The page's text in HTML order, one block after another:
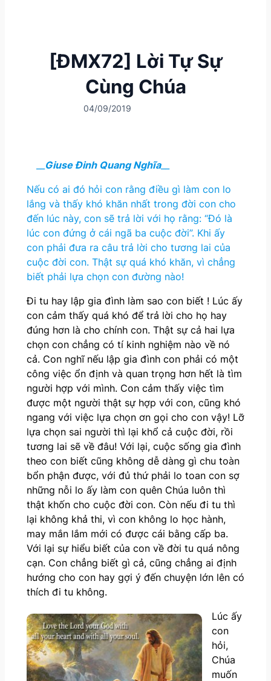
[ĐMX72] Lời Tự Sự
Cùng Chúa
04/09/2019
Giuse Đinh Quang Nghĩa__
Nếu có ai đó hỏi con rằng điều gì làm con lo
lắng và thấy khó khăn nhất trong đời con cho
đến lúc này, con sẽ trả lời với họ rằng: “Đó là
lúc con đứng ở cái ngã ba cuộc đời”. Khi ấy
con phải đưa ra câu trả lời cho tương lai của
cuộc đời con. Thật sự quá khó khăn, vì chẳng
biết phải lựa chọn con đường nào!
Đi tu hay lập gia đình làm sao con biết ! Lúc ấy
con cảm thấy quá khó để trả lời cho họ hay
đúng hơn là cho chính con. Thật sự cả hai lựa
chọn con chẳng có tí kinh nghiệm nào về nó
cả. Con nghĩ nếu lập gia đình con phải có một
công việc ổn định và quan trọng hơn hết là tìm
người hợp với mình. Con cảm thấy việc tìm
được một người thật sự hợp với con, cũng khó
ngang với việc lựa chọn ơn gọi cho con vậy! Lỡ
lựa chọn sai người thì lại khổ cả cuộc đời, rồi
tương lai sẽ về đâu! Với lại, cuộc sống gia đình
theo con biết cũng không dễ dàng gì chu toàn
bổn phận được, với đủ thứ phải lo toan con sợ
những nỗi lo ấy làm con quên Chúa luôn thì
thật khốn cho cuộc đời con. Còn nếu đi tu thì
lại không khả thi, vì con không lo học hành,
may mắn lắm mới có được cái bằng cấp ba.
Với lại sự hiểu biết của con về đời tu quá nông
cạn. Con chẳng biết gì cả, cũng chẳng ai định
hướng cho con hay gợi ý đến chuyện lớn lên có
thích đi tu không.
Lúc ấy
con
hỏi,
Chúa
muốn